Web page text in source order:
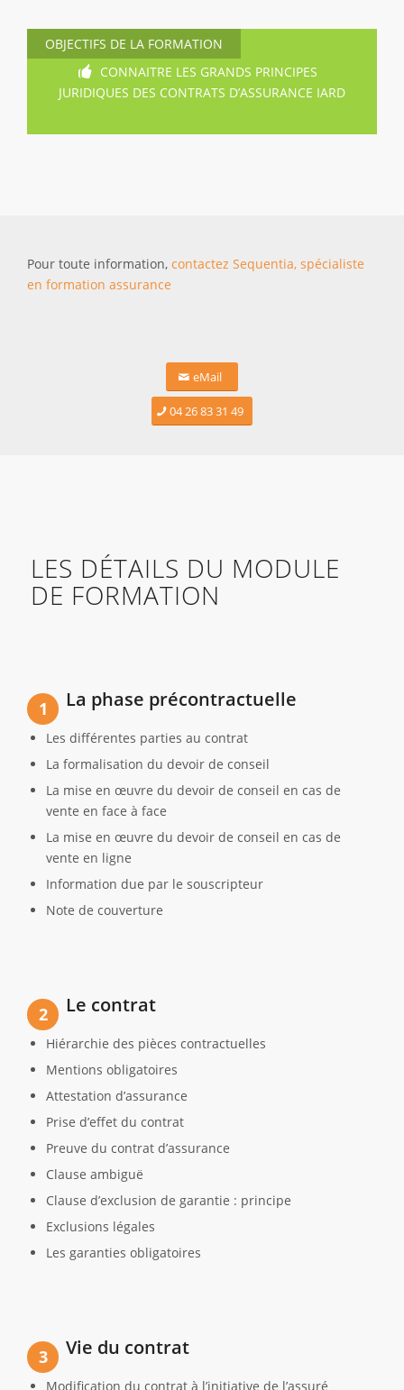
OBJECTIFS DE LA FORMATION
CONNAITRE LES GRANDS PRINCIPES
JURIDIQUES DES CONTRATS D’ASSURANCE IARD
Pour toute information, contactez Sequentia, spécialiste
en formation assurance
eMail
04 26 83 31 49
LES DÉTAILS DU MODULE
DE FORMATION
1 La phase précontractuelle
Les différentes parties au contrat
La formalisation du devoir de conseil
La mise en œuvre du devoir de conseil en cas de
vente en face à face
La mise en œuvre du devoir de conseil en cas de
vente en ligne
Information due par le souscripteur
Note de couverture
2 Le contrat
Hiérarchie des pièces contractuelles
Mentions obligatoires
Attestation d’assurance
Prise d’effet du contrat
Preuve du contrat d’assurance
Clause ambiguë
Clause d’exclusion de garantie : principe
Exclusions légales
Les garanties obligatoires
3 Vie du contrat
Modification du contrat à l’initiative de l’assuré